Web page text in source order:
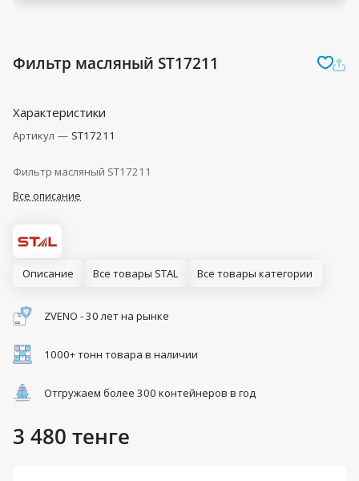
Фильтр масляный ST17211
Характеристики
Артикул — ST17211
Фильтр масляный ST17211
Все описание
Описание Все товары STAL Все товары категории
ZVENO - 30 лет на рынке
1000+ тонн товара в наличии
Отгружаем более 300 контейнеров в год
3 480 тенге